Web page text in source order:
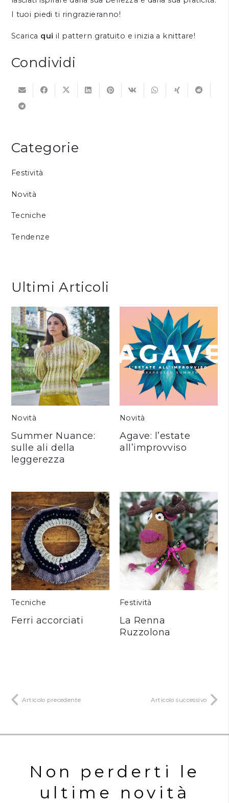
I tuoi piedi ti ringrazieranno!
Scarica qui il pattern gratuito e inizia a knittare!
Condividi
Categorie
Festività
Novità
Tecniche
Tendenze
Ultimi Articoli
Novità
Summer Nuance:
sulle ali della
leggerezza
Novità
Agave: l’estate
all’improvviso
Tecniche
Ferri accorciati
Festività
La Renna
Ruzzolona
Articolo precedente Articolo successivo
Non perderti le
ultime novità